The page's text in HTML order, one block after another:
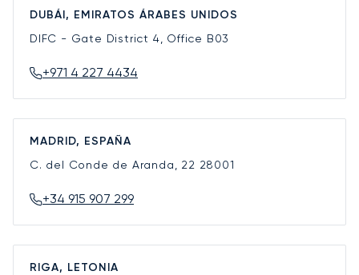
DUBÁI, EMIRATOS ÁRABES UNIDOS
DIFC - Gate District 4, Office B03
+971 4 227 4434
MADRID, ESPAÑA
C. del Conde de Aranda, 22 28001
+34 915 907 299
RIGA, LETONIA